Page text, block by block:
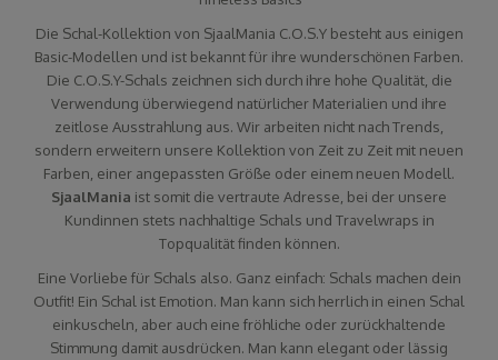
Die Schal-Kollektion von SjaalMania C.O.S.Y besteht aus einigen
Basic-Modellen und ist bekannt für ihre wunderschönen Farben.
Die C.O.S.Y-Schals zeichnen sich durch ihre hohe Qualität, die
Verwendung überwiegend natürlicher Materialien und ihre
zeitlose Ausstrahlung aus. Wir arbeiten nicht nach Trends,
sondern erweitern unsere Kollektion von Zeit zu Zeit mit neuen
Farben, einer angepassten Größe oder einem neuen Modell.
SjaalMania ist somit die vertraute Adresse, bei der unsere
Kundinnen stets nachhaltige Schals und Travelwraps in
Topqualität finden können.
Eine Vorliebe für Schals also. Ganz einfach: Schals machen dein
Outfit! Ein Schal ist Emotion. Man kann sich herrlich in einen Schal
einkuscheln, aber auch eine fröhliche oder zurückhaltende
Stimmung damit ausdrücken. Man kann elegant oder lässig